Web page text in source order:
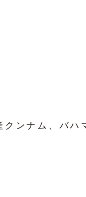
ンナム、バハ